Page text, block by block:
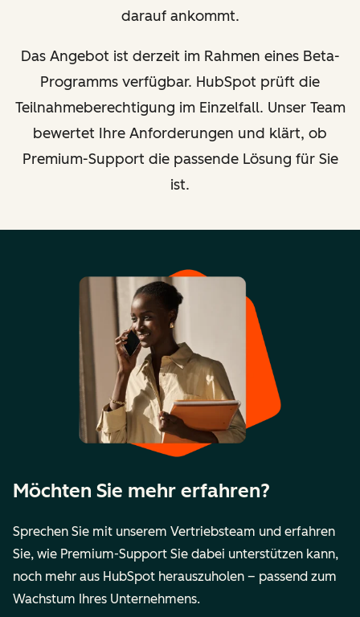
darauf ankommt.
Das Angebot ist derzeit im Rahmen eines Beta-
Programms verfügbar. HubSpot prüft die
Teilnahmeberechtigung im Einzelfall. Unser Team
bewertet Ihre Anforderungen und klärt, ob
Premium-Support die passende Lösung für Sie
ist.
Möchten Sie mehr erfahren?
Sprechen Sie mit unserem Vertriebsteam und erfahren
Sie, wie Premium-Support Sie dabei unterstützen kann,
noch mehr aus HubSpot herauszuholen – passend zum
Wachstum Ihres Unternehmens.